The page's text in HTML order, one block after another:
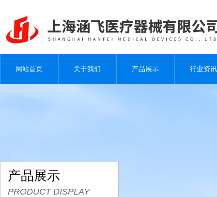
网站首页 关于我们 产品展示 行业资讯
产品展示
PRODUCT DISPLAY